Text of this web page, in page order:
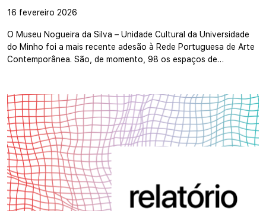
16 fevereiro 2026
O Museu Nogueira da Silva – Unidade Cultural da Universidade
do Minho foi a mais recente adesão à Rede Portuguesa de Arte
Contemporânea. São, de momento, 98 os espaços de…